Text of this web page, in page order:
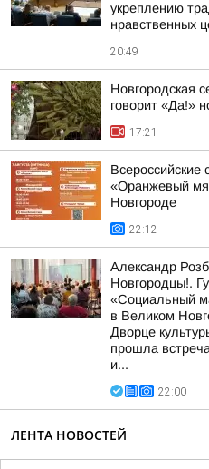
укреплению
нравственных
20:49
Новгородская
говорит «Да!»
17:21
Всероссийские
«Оранжевый
Новгороде
22:12
Александр
Новгородцы!.
«Социальный
в Великом
Дворце
прошла
и...
22:00
ЛЕНТА НОВОСТЕЙ